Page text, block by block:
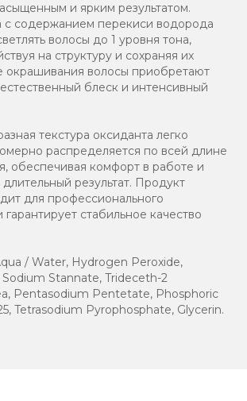
и ярким результатом.
с содержанием перекиси водорода
волосы до 1 уровня тона,
на структуру и сохраняя их
окрашивания волосы приобретают
блеск и интенсивный
текстура оксиданта легко
распределяется по всей длине
обеспечивая комфорт в работе и
результат. Продукт
для профессионального
гарантирует стабильное качество
/ Water, Hydrogen Peroxide,
Stannate, Trideceth-2
Pentasodium Pentetate, Phosphoric
Tetrasodium Pyrophosphate, Glycerin.